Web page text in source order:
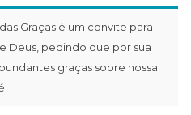
Graças é um convite para
Deus, pedindo que por sua
graças sobre nossa